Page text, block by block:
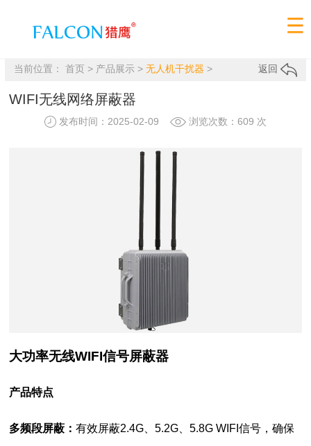
当前位置： 首页> 产品展示> 无人机干扰器 > 返回
WIFI无线网络屏蔽器
发布时间：2025-02-09 浏览次数：609 次
大功率无线WIFI信号屏蔽器
产品特点
多频段屏蔽：有效屏蔽2.4G、5.2G、5.8G WIFI信号，确保